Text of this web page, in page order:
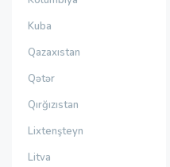
Kuba
Qazaxıstan
Qətər
Qırğızıstan
Lixtenşteyn
Litva